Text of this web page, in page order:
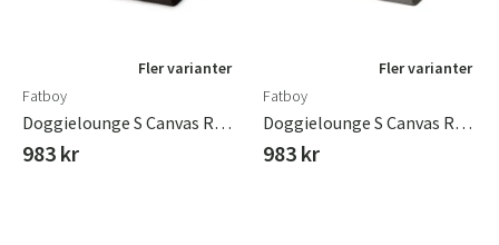
Fler varianter
Fatboy
Doggielounge S Canvas Recycled Hundbädd Black Licorice
983 kr
Fler varianter
Fatboy
Doggielounge S Canvas Recycled Hundbädd Charcoal Grey
983 kr